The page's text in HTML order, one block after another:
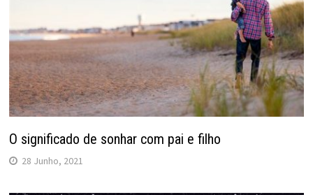
O significado de sonhar com pai e filho
28 Junho, 2021